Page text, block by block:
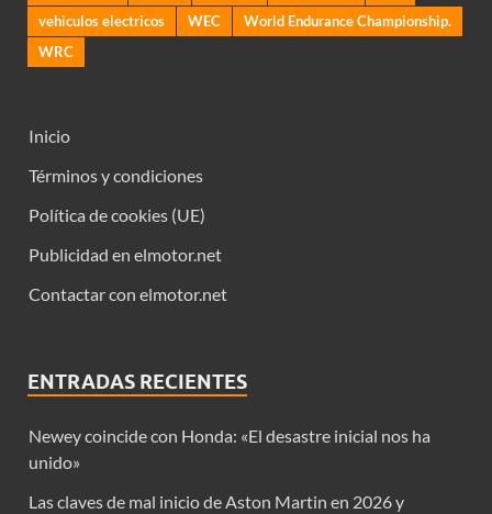
vehiculos electricos
WEC
World Endurance Championship.
WRC
Inicio
Términos y condiciones
Política de cookies (UE)
Publicidad en elmotor.net
Contactar con elmotor.net
ENTRADAS RECIENTES
Newey coincide con Honda: «El desastre inicial nos ha
unido»
Las claves de mal inicio de Aston Martin en 2026 y